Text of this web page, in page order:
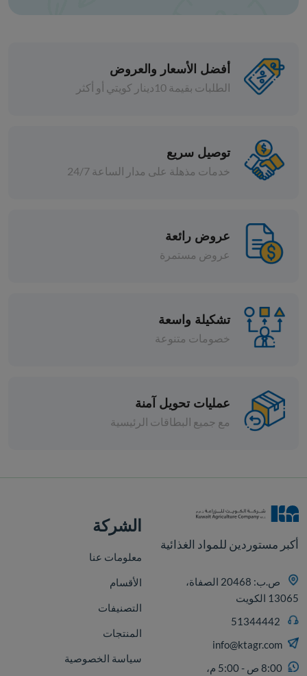
بهار سمك ـ 1 كيلو
أفضل الأسعار والعروض
الطلبات بقيمة 10دينار كويتي أو أكثر
توصيل سريع
خدمات مذهلة على مدار الساعة 24/7
عروض رائعة
عروض مستمرة
تشكيلة واسعة
خصومات متنوعة
عمليات تحويل آمنة
مع جميع البطاقات الرئيسية
أكبر مستوردين للمواد الغذائية
ص.ب: 20468 الصفاة،
13065 الكويت
info@ktagr.com
8:00 ص - 5:00 م،
الشركة
معلومات عنا
الأقسام
التصنيفات
المنتجات
سياسة الخصوصية